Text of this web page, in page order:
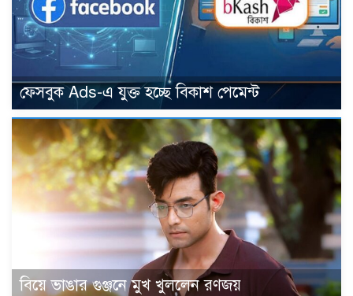
ফেসবুক Ads-এ যুক্ত হচ্ছে বিকাশ পেমেন্ট
বিয়ে ভাঙার গুঞ্জনে মুখ খুললেন রণজয়